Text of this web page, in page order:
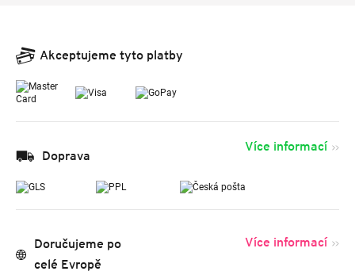
Akceptujeme tyto platby
Doprava
Více informací
Doručujeme po
celé Evropě
Více informací